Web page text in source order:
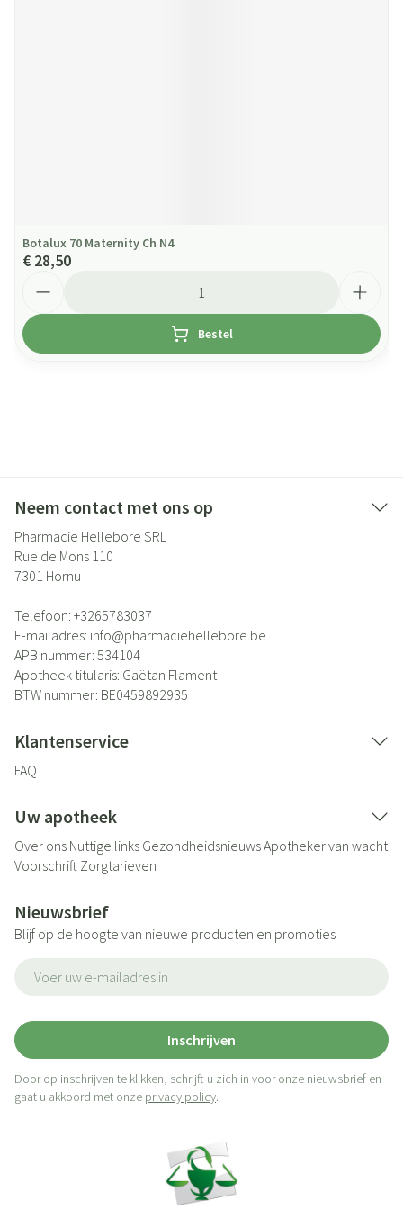
Botalux 70 Maternity Ch N4
€ 28,50
Bestel
Neem contact met ons op
Pharmacie Hellebore SRL
Rue de Mons 110
7301 Hornu
Telefoon: +3265783037
E-mailadres: info@pharmaciehellebore.be
APB nummer: 534104
Apotheek titularis: Gaëtan Flament
BTW nummer: BE0459892935
Klantenservice
FAQ
Uw apotheek
Over ons Nuttige links GezondheidsnieuwsApotheker van wacht
Voorschrift Zorgtarieven
Nieuwsbrief
Blijf op de hoogte van nieuwe producten en promoties
Inschrijven
Door op inschrijven te klikken, schrijft u zich in voor onze nieuwsbrief en
gaat u akkoord met onze privacy policy.